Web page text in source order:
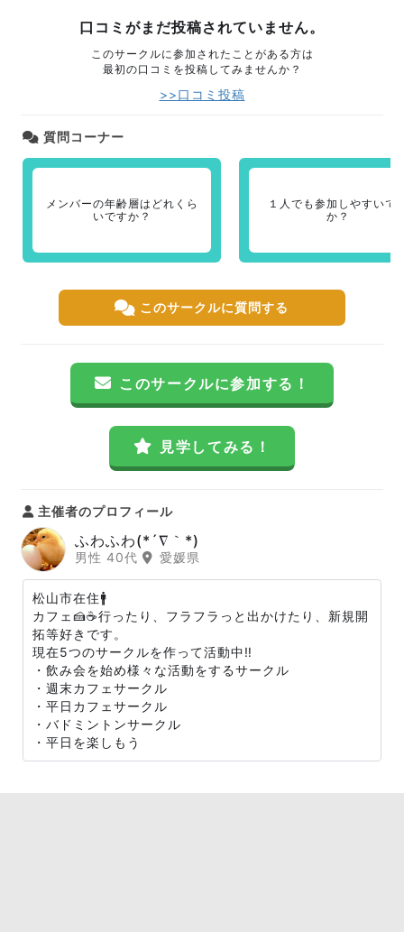
口コミがまだ投稿されていません。
このサークルに参加されたことがある方は
最初の口コミを投稿してみませんか？
>>口コミ投稿
質問コーナー
メンバーの年齢層はどれくら
いですか？
１人でも参加しやすいで
か？
このサークルに質問する
このサークルに参加する！
見学してみる！
主催者のプロフィール
ふわふわ(*´∇｀*)
男性 40代 愛媛県
松山市在住🚹
カフェ🍰☕️行ったり、フラフラっと出かけたり、新規開
拓等好きです。
現在5つのサークルを作って活動中‼️
・飲み会を始め様々な活動をするサークル
・週末カフェサークル
・平日カフェサークル
・バドミントンサークル
・平日を楽しもう